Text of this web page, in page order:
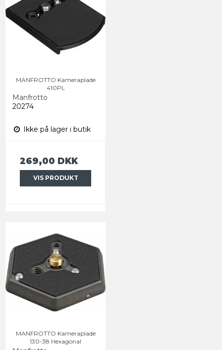
MANFROTTO Kameraplade
410PL
Manfrotto
20274
Ikke på lager i butik
269,00 DKK
VIS PRODUKT
MANFROTTO Kameraplade
130-38 Hexagonal